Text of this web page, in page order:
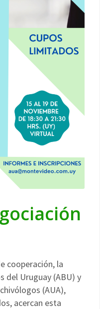
cooperación, la
del Uruguay (ABU) y
(AUA),
acercan esta